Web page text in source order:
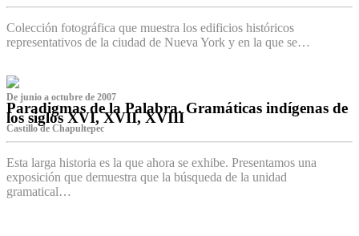
Colección fotográfica que muestra los edificios históricos
representativos de la ciudad de Nueva York y en la que se…
De junio a octubre de 2007
Paradigmas de la Palabra. Gramáticas indígenas de
los siglos XVI, XVII, XVIII
Castillo de Chapultepec
Esta larga historia es la que ahora se exhibe. Presentamos una
exposición que demuestra que la búsqueda de la unidad
gramatical…